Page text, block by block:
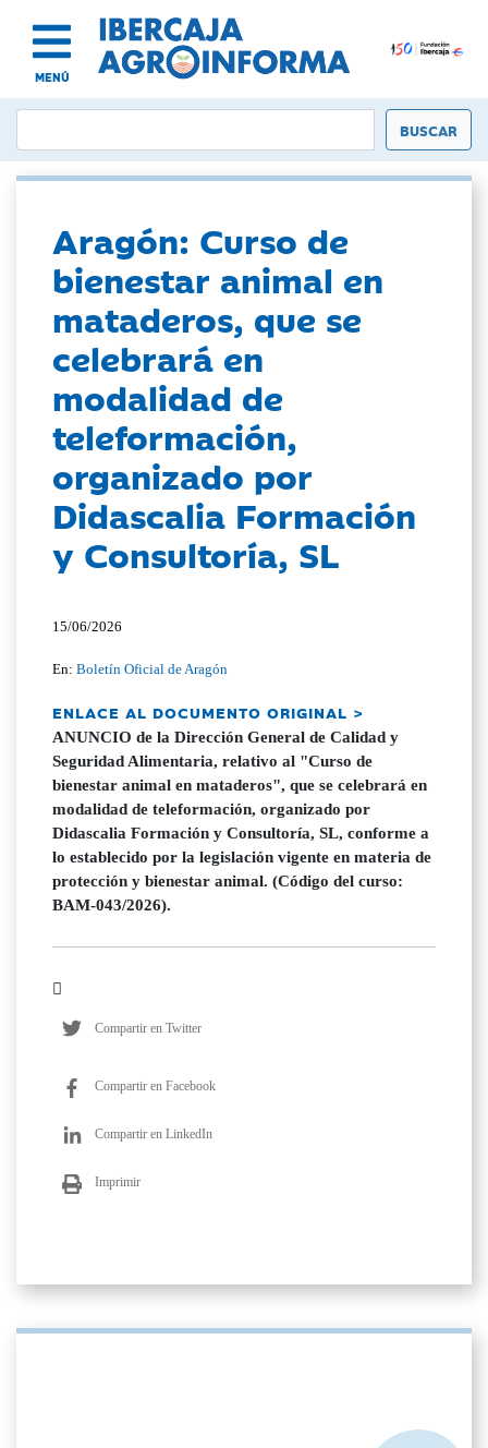
MENÚ
Aragón: Curso de
bienestar animal en
mataderos, que se
celebrará en
modalidad de
teleformación,
organizado por
Didascalia Formación
y Consultoría, SL
15/06/2026
En:Boletín Oficial de Aragón
ENLACE AL DOCUMENTO ORIGINAL >
ANUNCIO de la Dirección General de Calidad y
Seguridad Alimentaria, relativo al "Curso de
bienestar animal en mataderos", que se celebrará en
modalidad de teleformación, organizado por
Didascalia Formación y Consultoría, SL, conforme a
lo establecido por la legislación vigente en materia de
protección y bienestar animal. (Código del curso:
BAM-043/2026).
Compartir en Twitter
Compartir en Facebook
Compartir en LinkedIn
Imprimir